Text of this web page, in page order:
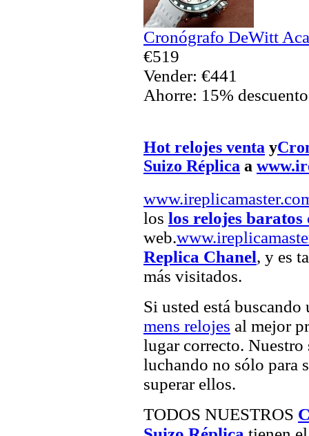
Cronógrafo DeWitt
€519
Vender: €441
Ahorre: 15% descuento
Hot relojes venta y
Suizo Réplica a
los los relojes baratos
web.
Replica Chanel, y es
más visitados.
Si usted está
mens relojes al mejor
lugar correcto. Nuestro
luchando no sólo para
superar ellos.
TODOS NUESTROS